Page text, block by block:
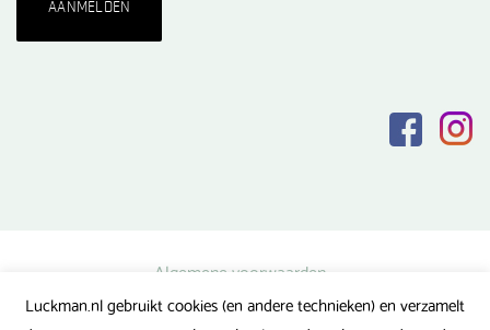
Algemene voorwaarden
Privacy verklaring
Luckman.nl gebruikt cookies (en andere technieken) en verzamelt